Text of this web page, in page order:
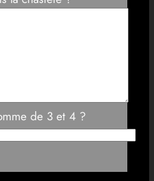
de 3 et 4 ?